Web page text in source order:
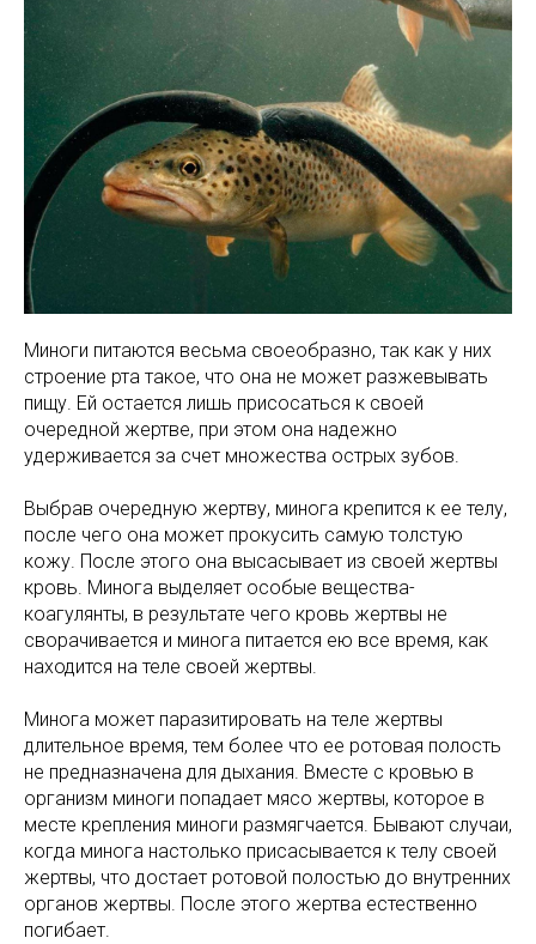
Миноги питаются весьма своеобразно, так как у них
строение рта такое, что она не может разжевывать
пищу. Ей остается лишь присосаться к своей
очередной жертве, при этом она надежно
удерживается за счет множества острых зубов.
Выбрав очередную жертву, минога крепится к ее телу,
после чего она может прокусить самую толстую
кожу. После этого она высасывает из своей жертвы
кровь. Минога выделяет особые вещества-
коагулянты, в результате чего кровь жертвы не
сворачивается и минога питается ею все время, как
находится на теле своей жертвы.
Минога может паразитировать на теле жертвы
длительное время, тем более что ее ротовая полость
не предназначена для дыхания. Вместе с кровью в
организм миноги попадает мясо жертвы, которое в
месте крепления миноги размягчается. Бывают случаи,
когда минога настолько присасывается к телу своей
жертвы, что достает ротовой полостью до внутренних
органов жертвы. После этого жертва естественно
погибает.